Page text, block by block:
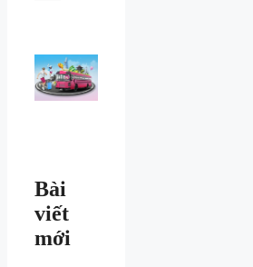
Bài
viết
mới